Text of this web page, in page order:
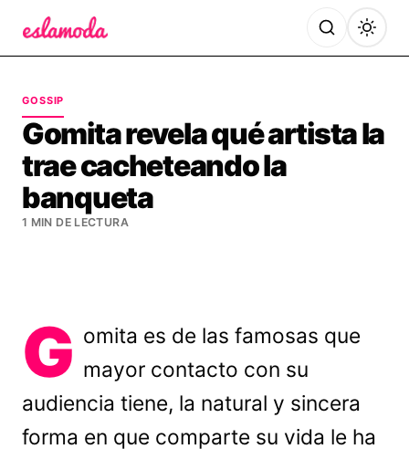
GOSSIP
Gomita revela qué artista la
trae cacheteando la
banqueta
1 MIN DE LECTURA
G omita es de las famosas que
mayor contacto con su
audiencia tiene, la natural y sincera
forma en que comparte su vida le ha